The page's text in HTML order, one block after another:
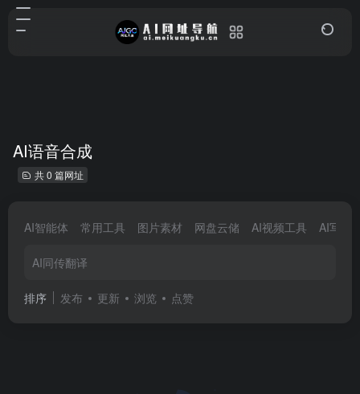
AI语音合成
共 0 篇网址
AI智能体 常用工具 图片素材 网盘云储 AI视频工具 AI写作
AI同传翻译
排序 发布 更新 浏览 点赞